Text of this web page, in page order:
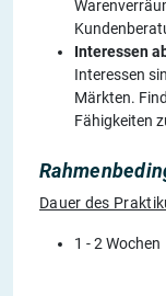
Interessen
Interessen
Märkten.
Fähigkeiten
Dauer des
1 - 2 Wochen